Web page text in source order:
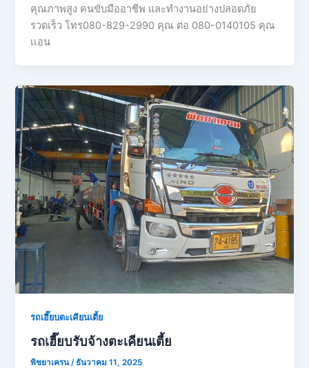
คุณภาพสูง คนขับมืออาชีพ และทำงานอย่างปลอดภัย
รวดเร็ว โทร080-829-2990 คุณ ต่อ 080-0140105 คุณ
เเอน
รถเฮี๊ยบตะเคียนเตี้ย
รถเฮี๊ยบรับจ้างตะเคียนเตี้ย
พิชยาเครน/ ธันวาคม 11, 2025